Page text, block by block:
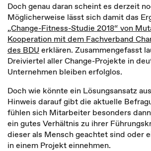
Doch genau daran scheint es derzeit
Möglicherweise lässt sich damit das
„Change-Fitness-Studie 2018“ von
Kooperation mit dem Fachverband
des BDU erklären. Zusammengefasst
Dreiviertel aller Change-Projekte in
Unternehmen bleiben erfolglos.
Doch wie könnte ein Lösungsansatz
Hinweis darauf gibt die aktuelle
fühlen sich Mitarbeiter besonders
ein gutes Verhältnis zu ihrer
dieser als Mensch geachtet sind oder
in einem Projekt einnehmen.